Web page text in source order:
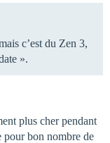
c’est du Zen 3,
».
plus cher pendant
pour bon nombre de